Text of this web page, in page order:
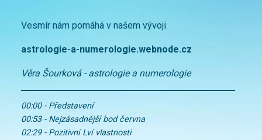
Vesmír nám pomáhá v našem vývoji.
astrologie-a-numerologie.webnode.cz
Věra Šourková - astrologie a numerologie
00:00 - Představení
00:53 - Nejzásadnější bod června
02:29 - Pozitivní Lví vlastnosti